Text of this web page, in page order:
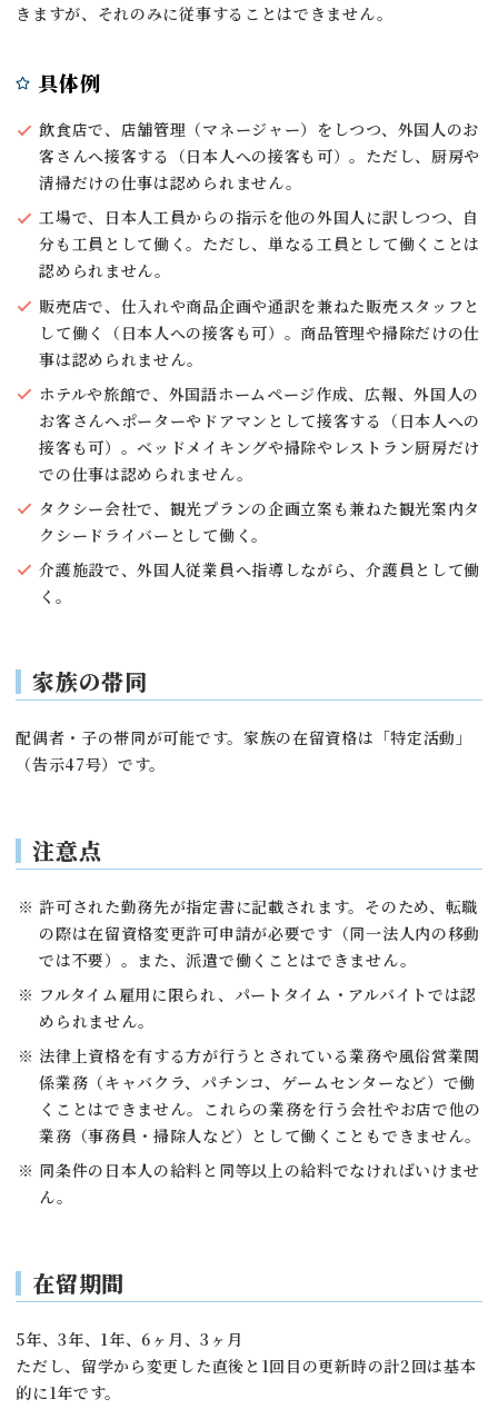
きますが、それのみに従事することはできません。
具体例
飲食店で、店舗管理（マネージャー）をしつつ、外国人のお
客さんへ接客する（日本人への接客も可）。ただし、厨房や
清掃だけの仕事は認められません。
工場で、日本人工員からの指示を他の外国人に訳しつつ、自
分も工員として働く。ただし、単なる工員として働くことは
認められません。
販売店で、仕入れや商品企画や通訳を兼ねた販売スタッフと
して働く（日本人への接客も可）。商品管理や掃除だけの仕
事は認められません。
ホテルや旅館で、外国語ホームページ作成、広報、外国人の
お客さんへポーターやドアマンとして接客する（日本人への
接客も可）。ベッドメイキングや掃除やレストラン厨房だけ
での仕事は認められません。
タクシー会社で、観光プランの企画立案も兼ねた観光案内タ
クシードライバーとして働く。
介護施設で、外国人従業員へ指導しながら、介護員として働
く。
家族の帯同
配偶者・子の帯同が可能です。家族の在留資格は「特定活動」
（告示47号）です。
注意点
許可された勤務先が指定書に記載されます。そのため、転職
の際は在留資格変更許可申請が必要です（同一法人内の移動
では不要）。また、派遣で働くことはできません。
フルタイム雇用に限られ、パートタイム・アルバイトでは認
められません。
法律上資格を有する方が行うとされている業務や風俗営業関
係業務（キャバクラ、パチンコ、ゲームセンターなど）で働
くことはできません。これらの業務を行う会社やお店で他の
業務（事務員・掃除人など）として働くこともできません。
同条件の日本人の給料と同等以上の給料でなければいけませ
ん。
在留期間
5年、3年、1年、6ヶ月、3ヶ月
ただし、留学から変更した直後と1回目の更新時の計2回は基本
的に1年です。